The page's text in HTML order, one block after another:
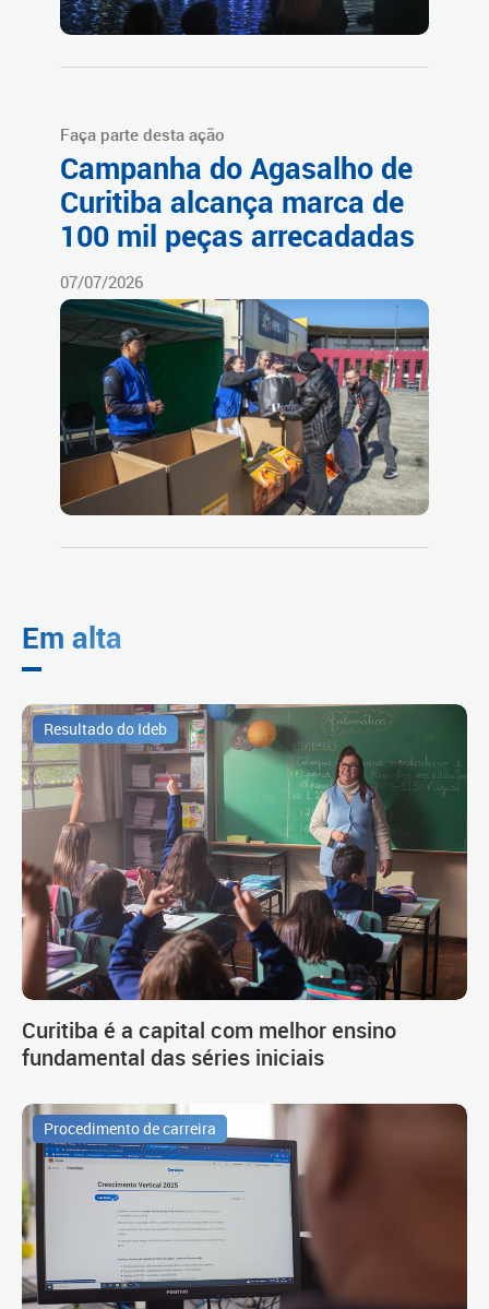
Faça parte desta ação
Campanha do Agasalho de
Curitiba alcança marca de
100 mil peças arrecadadas
07/07/2026
Em alta
Resultado do Ideb
Curitiba é a capital com melhor ensino
fundamental das séries iniciais
Procedimento de carreira